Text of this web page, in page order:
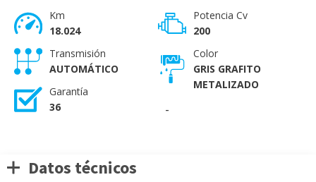
Km
18.024
Potencia Cv
200
Transmisión
AUTOMÁTICO
Garantía
36
Color
GRIS GRAFITO
METALIZADO
-
Datos técnicos